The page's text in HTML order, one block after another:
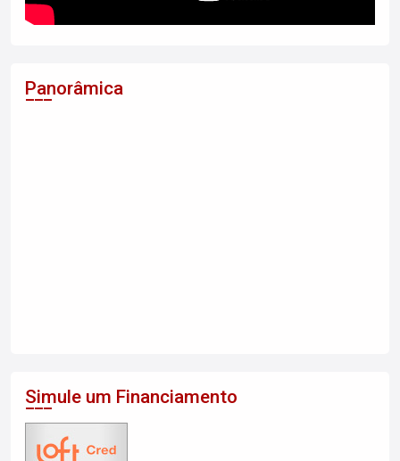
Panorâmica
Simule um Financiamento